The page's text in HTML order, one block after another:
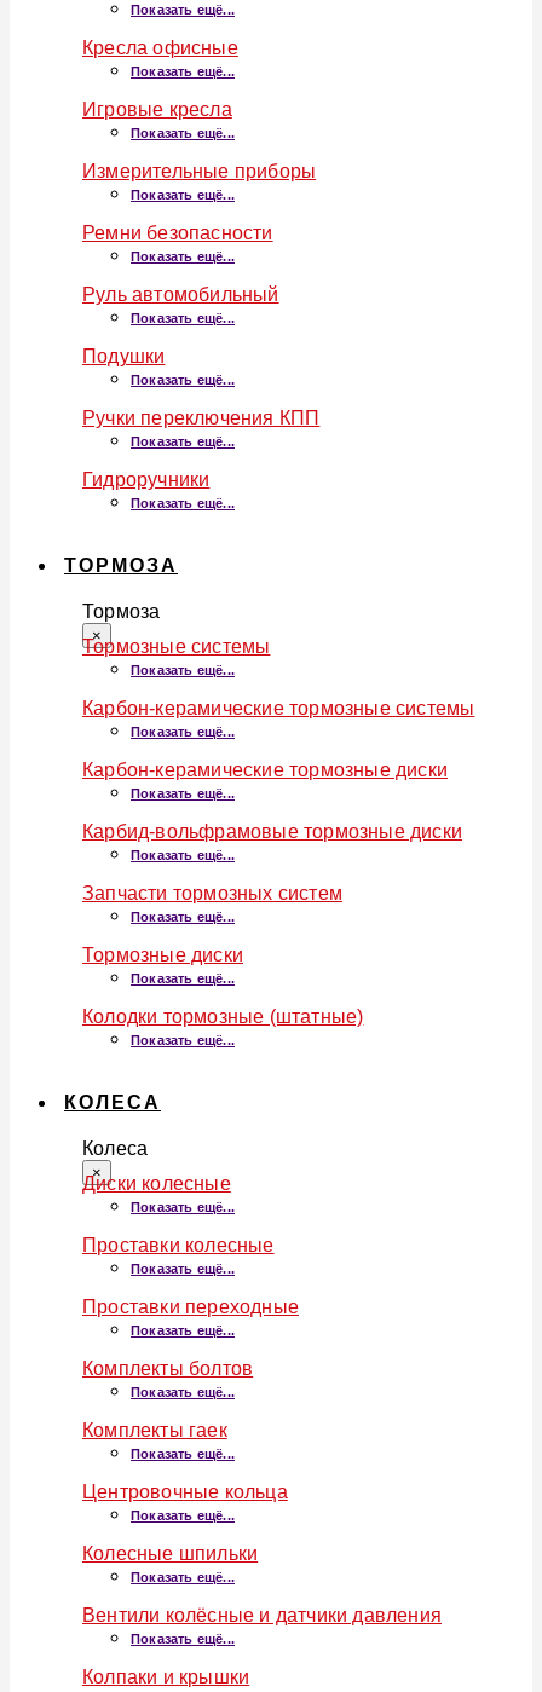
Показать ещё...
Кресла офисные
Показать ещё...
Игровые кресла
Показать ещё...
Измерительные приборы
Показать ещё...
Ремни безопасности
Показать ещё...
Руль автомобильный
Показать ещё...
Подушки
Показать ещё...
Ручки переключения КПП
Показать ещё...
Гидроручники
Показать ещё...
ТОРМОЗА
Тормоза
×
Тормозные системы
Показать ещё...
Карбон-керамические тормозные системы
Показать ещё...
Карбон-керамические тормозные диски
Показать ещё...
Карбид-вольфрамовые тормозные диски
Показать ещё...
Запчасти тормозных систем
Показать ещё...
Тормозные диски
Показать ещё...
Колодки тормозные (штатные)
Показать ещё...
КОЛЕСА
Колеса
×
Диски колесные
Показать ещё...
Проставки колесные
Показать ещё...
Проставки переходные
Показать ещё...
Комплекты болтов
Показать ещё...
Комплекты гаек
Показать ещё...
Центровочные кольца
Показать ещё...
Колесные шпильки
Показать ещё...
Вентили колёсные и датчики давления
Показать ещё...
Колпаки и крышки